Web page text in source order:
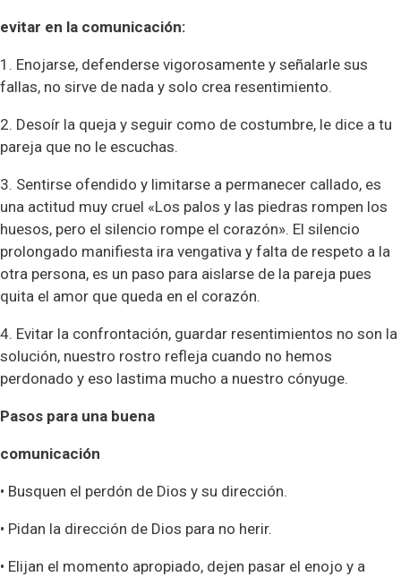
evitar en la comunicación:
1. Enojarse, defenderse vigorosamente y señalarle sus
fallas, no sirve de nada y solo crea resentimiento.
2. Desoír la queja y seguir como de costumbre, le dice a tu
pareja que no le escuchas.
3. Sentirse ofendido y limitarse a permanecer callado, es
una actitud muy cruel «Los palos y las piedras rompen los
huesos, pero el silencio rompe el corazón». El silencio
prolongado manifiesta ira vengativa y falta de respeto a la
otra persona, es un paso para aislarse de la pareja pues
quita el amor que queda en el corazón.
4. Evitar la confrontación, guardar resentimientos no son la
solución, nuestro rostro refleja cuando no hemos
perdonado y eso lastima mucho a nuestro cónyuge.
Pasos para una buena
comunicación
• Busquen el perdón de Dios y su dirección.
• Pidan la dirección de Dios para no herir.
• Elijan el momento apropiado, dejen pasar el enojo y a